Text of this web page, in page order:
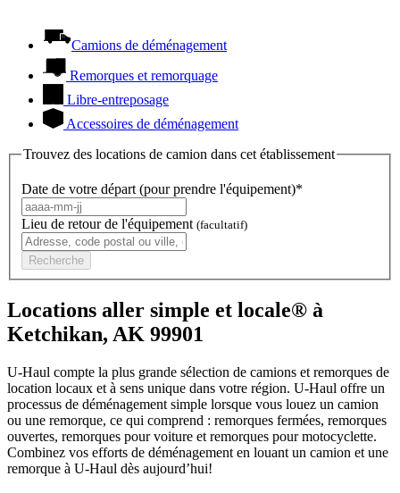
Camions de déménagement
Remorques et remorquage
Libre-entreposage
Accessoires de déménagement
Trouvez des locations de camion dans cet établissement
Date de votre départ (pour prendre l'équipement)*
Lieu de retour de l'équipement (facultatif)
Recherche
Locations aller simple et locale® à
Ketchikan, AK 99901
U-Haul compte la plus grande sélection de camions et remorques de
location locaux et à sens unique dans votre région. U-Haul offre un
processus de déménagement simple lorsque vous louez un camion
ou une remorque, ce qui comprend : remorques fermées, remorques
ouvertes, remorques pour voiture et remorques pour motocyclette.
Combinez vos efforts de déménagement en louant un camion et une
remorque à U-Haul dès aujourd’hui!